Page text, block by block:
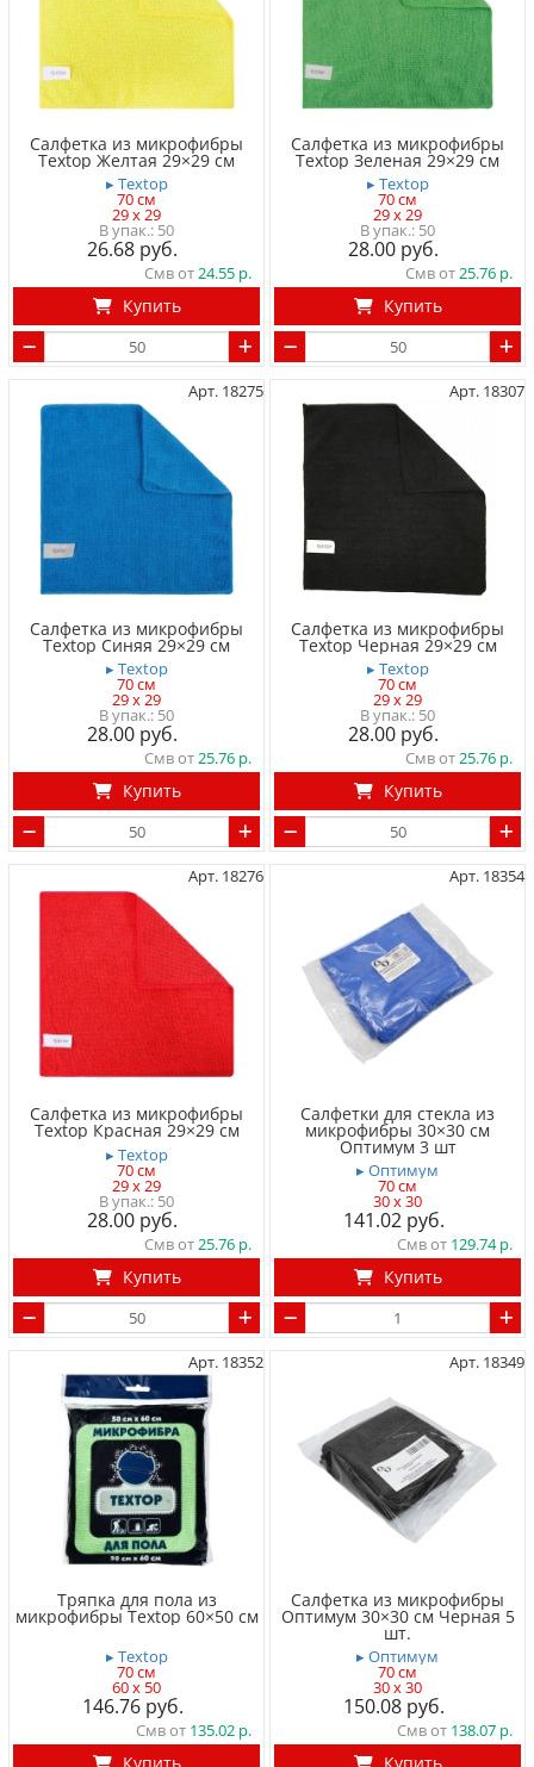
Салфетка из микрофибры
Textop Желтая 29×29 см
▸ Textop
70 см
29 x 29
50
26.68
Смв от24.55
Купить
Салфетка из микрофибры
Textop Зеленая 29×29 см
▸ Textop
70 см
29 x 29
50
28.00
Смв от25.76
Купить
Арт. 18275
Салфетка из микрофибры
Textop Синяя 29×29 см
▸ Textop
70 см
29 x 29
50
28.00
Смв от25.76
Купить
Арт. 18307
Салфетка из микрофибры
Textop Черная 29×29 см
▸ Textop
70 см
29 x 29
50
28.00
Смв от25.76
Купить
Арт. 18276
Салфетка из микрофибры
Textop Красная 29×29 см
▸ Textop
70 см
29 x 29
50
28.00
Смв от25.76
Купить
Арт. 18354
Салфетки для стекла из
микрофибры 30×30 см
Оптимум 3 шт
▸ Оптимум
70 см
30 x 30
141.02
Смв от 129.74
Купить
Арт. 18352
Тряпка для пола из
микрофибры Textop 60×50 см
▸ Textop
70 см
60 x 50
146.76
Смв от 135.02
Арт. 18349
Салфетка из микрофибры
Оптимум 30×30 см Черная 5
шт.
▸ Оптимум
70 см
30 x 30
150.08
Смв от 138.07